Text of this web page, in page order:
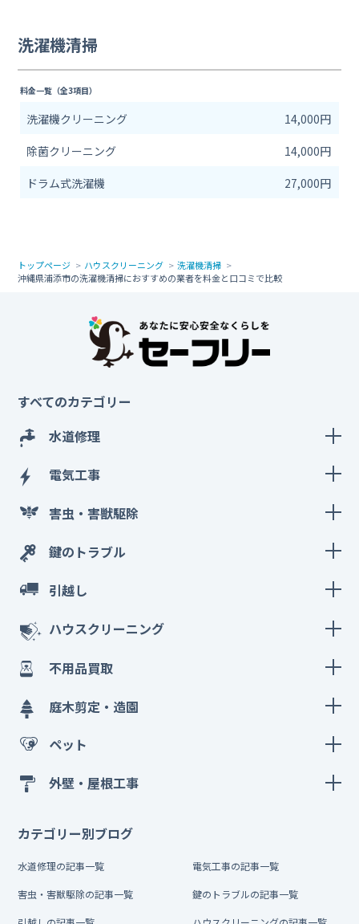
洗濯機清掃
料金一覧（全3項目）
洗濯機クリーニング
14,000円
除菌クリーニング
14,000円
ドラム式洗濯機
27,000円
トップページ ハウスクリーニング
洗濯機清掃
沖縄県浦添市の洗濯機清掃におすすめの業者を料金と口コミで比較
すべてのカテゴリー
水道修理
電気工事
害虫・害獣駆除
鍵のトラブル
引越し
ハウスクリーニング
不用品買取
庭木剪定・造園
ペット
外壁・屋根工事
カテゴリー別ブログ
水道修理の記事一覧 電気工事の記事一覧
害虫・害獣駆除の記事一覧 鍵のトラブルの記事一覧